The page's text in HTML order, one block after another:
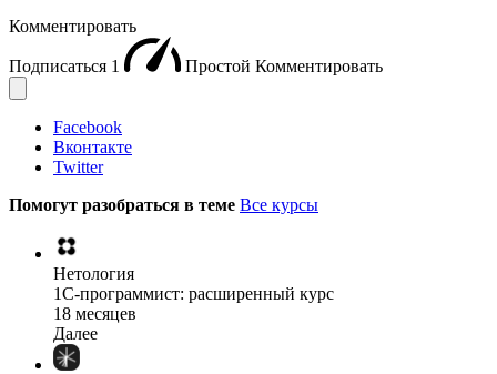
Комментировать
Подписаться 1 Простой Комментировать
Facebook
Вконтакте
Twitter
Помогут разобраться в теме Все курсы
Нетология
1C-программист: расширенный курс
18 месяцев
Далее